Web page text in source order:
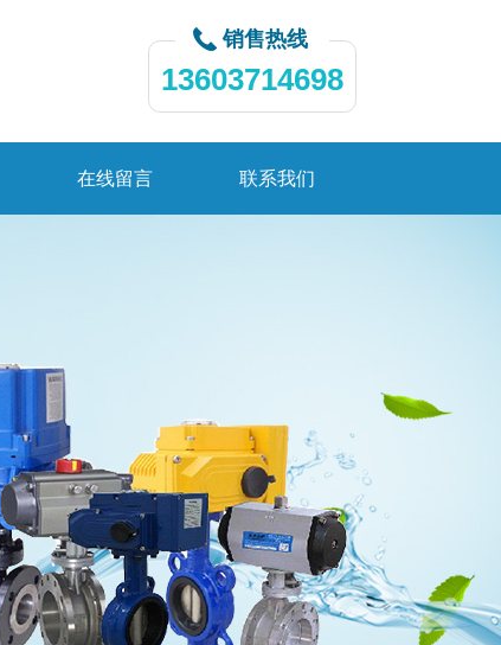
销售热线
13603714698
在线留言 联系我们